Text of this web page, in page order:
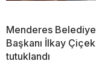
Menderes Belediye
Başkanı İlkay Çiçek
tutuklandı